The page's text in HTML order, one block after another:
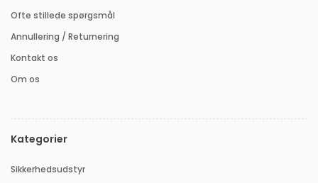
Ofte stillede spørgsmål
Annullering / Returnering
Kontakt os
Om os
Kategorier
Sikkerhedsudstyr